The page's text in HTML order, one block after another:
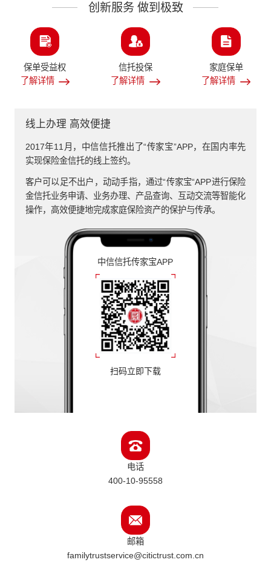
创新服务 做到极致
保单受益权
了解详情
信托投保
了解详情
家庭保单
了解详情
中信信托传家宝APP
扫码立即下载
线上办理 高效便捷
2017年11月，中信信托推出了“传家宝”APP，在国内率先
实现保险金信托的线上签约。
客户可以足不出户，动动手指，通过“传家宝“APP进行保险
金信托业务申请、业务办理、产品查询、互动交流等智能化
操作，高效便捷地完成家庭保险资产的保护与传承。
电话
400-10-95558
邮箱
familytrustservice@citictrust.com.cn